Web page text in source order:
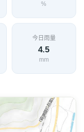
%
今日雨量
4.5
mm